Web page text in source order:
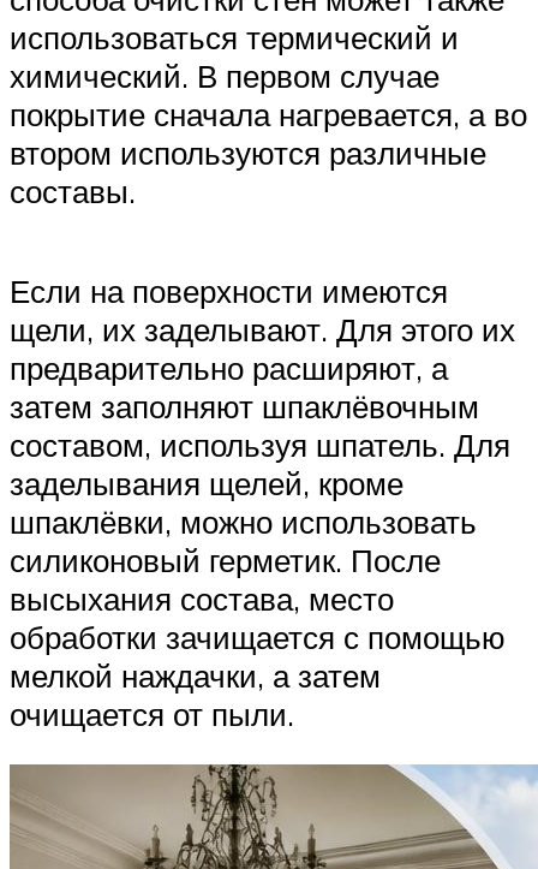
использоваться термический и
химический. В первом случае
покрытие сначала нагревается, а во
втором используются различные
составы.
Если на поверхности имеются
щели, их заделывают. Для этого их
предварительно расширяют, а
затем заполняют шпаклёвочным
составом, используя шпатель. Для
заделывания щелей, кроме
шпаклёвки, можно использовать
силиконовый герметик. После
высыхания состава, место
обработки зачищается с помощью
мелкой наждачки, а затем
очищается от пыли.